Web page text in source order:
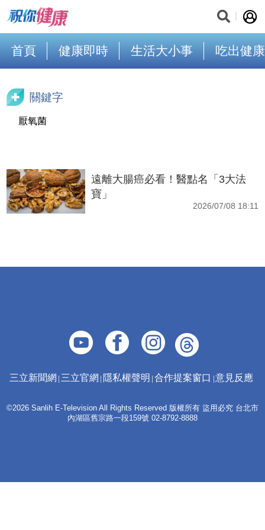
首頁 健康即時 生活大小事 吃出健康
關鍵字
厭氧菌
遠離大腸癌必看！醫點名「3大法
寶」
2026/07/08 18:11
三立新聞網 三立官網 隱私權聲明 合作提案窗口 意見反應
©2026 Sanlih E-Television All Rights Reserved 版權所有 盜用必究 台北市
內湖區舊宗路一段159號 02-8792-8888